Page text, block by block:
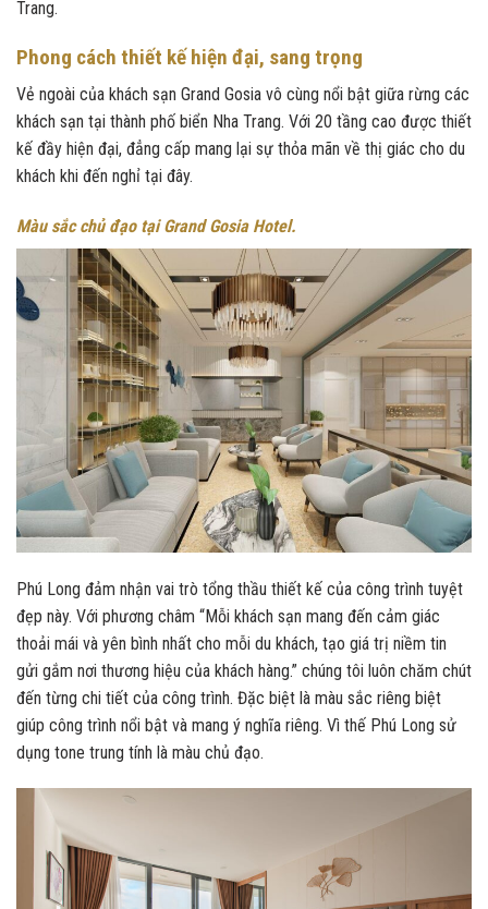
Trang.
Phong cách thiết kế hiện đại, sang trọng
Vẻ ngoài của khách sạn Grand Gosia vô cùng nổi bật giữa rừng các
khách sạn tại thành phố biển Nha Trang. Với 20 tầng cao được thiết
kế đầy hiện đại, đẳng cấp mang lại sự thỏa mãn về thị giác cho du
khách khi đến nghỉ tại đây.
Màu sắc chủ đạo tại Grand Gosia Hotel.
Phú Long đảm nhận vai trò tổng thầu thiết kế của công trình tuyệt
đẹp này. Với phương châm “Mỗi khách sạn mang đến cảm giác
thoải mái và yên bình nhất cho mỗi du khách, tạo giá trị niềm tin
gửi gắm nơi thương hiệu của khách hàng.” chúng tôi luôn chăm chút
đến từng chi tiết của công trình. Đặc biệt là màu sắc riêng biệt
giúp công trình nổi bật và mang ý nghĩa riêng. Vì thế Phú Long sử
dụng tone trung tính là màu chủ đạo.